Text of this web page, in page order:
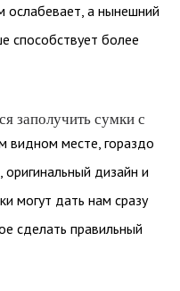
а нынешний
способствует более
заполучить сумки с
месте, гораздо
дизайн и
могут дать нам сразу
сделать правильный